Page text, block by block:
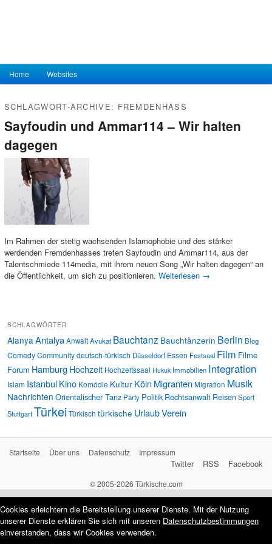
Hauptmenü
Zum Inhalt wechseln
Zum sekundären Inhalt wechseln
Home Websites
SCHLAGWORT-ARCHIVE: FREMDENHASS
Sayfoudin und Ammar114 – Wir halten
dagegen
Im Rahmen der stetig wachsenden Islamophobie und des stärker
werdenden Fremdenhasses treten Sayfoudin und Ammar114, aus der
Talentschmiede 114media, mit ihrem neuen Song „Wir halten dagegen“ an
die Öffentlichkeit, um sich zu positionieren. Weiterlesen →
SCHLAGWÖRTER
AlanyaAntalyaAnwaltAvukat Bauchtanz Bauchtänzerin Berlin Blog
ComedyCommunitydeutsch-türkisch Düsseldorf Essen Festsaal Film Filme
Forum Hamburg Hochzeit Hochzeitssaal Hukuk Immobilien Integration
Islam IstanbulKino Komödie Kultur Köln MigrantenMigration Musik
Nachrichten Orientalischer Tanz Party Politik Rechtsanwalt ReisenSport
StuttgartTürkeiTürkisch türkische UrlaubVerein
Startseite Über uns Datenschutz Impressum
Facebook
RSS
Twitter
© 2005-2026 Türkische.com
Cookies erleichtern die Bereitstellung unserer Dienste. Mit der Nutzung
unserer Dienste erklären Sie sich mit unseren Datenschutzbestimmungen
einverstanden, dass wir Cookies verwenden.